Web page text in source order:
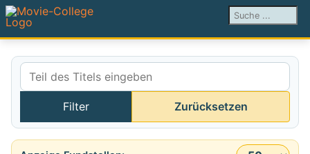
Suchen ...
Teil des Titels eingeben
Filter Zurücksetzen